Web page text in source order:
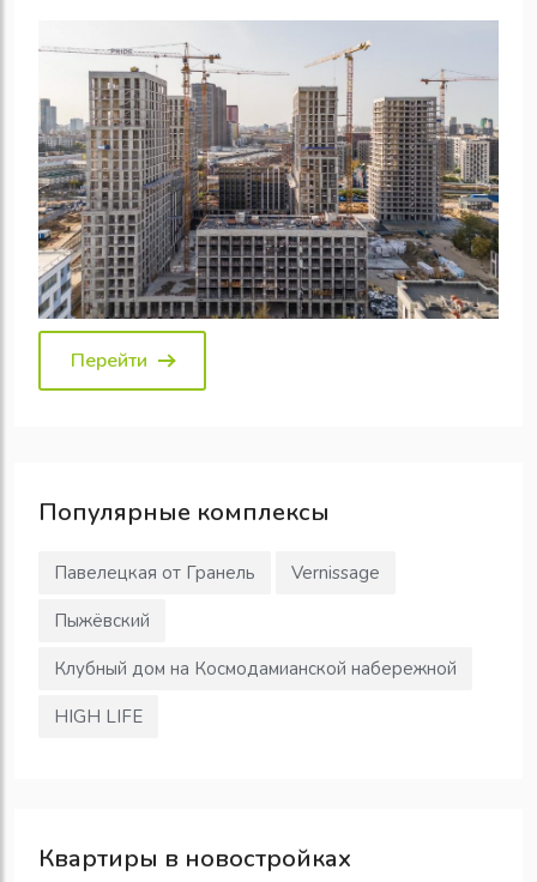
Перейти
Популярные комплексы
Павелецкая от Гранель
Vernissage
Пыжёвский
Клубный дом на Космодамианской набережной
HIGH LIFE
Квартиры в новостройках